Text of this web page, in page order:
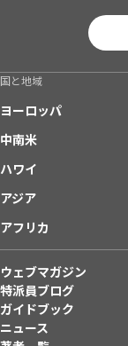
国と地域
ヨーロッパ
中南米
ハワイ
アジア
アフリカ
ウェブマガジン
特派員ブログ
ガイドブック
ニュース